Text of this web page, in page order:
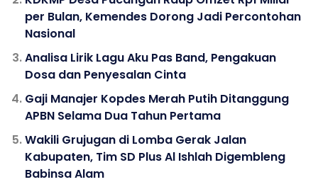
per Bulan, Kemendes Dorong Jadi Percontohan
Nasional
Analisa Lirik Lagu Aku Pas Band, Pengakuan
Dosa dan Penyesalan Cinta
Gaji Manajer Kopdes Merah Putih Ditanggung
APBN Selama Dua Tahun Pertama
Wakili Grujugan di Lomba Gerak Jalan
Kabupaten, Tim SD Plus Al Ishlah Digembleng
Babinsa Alam